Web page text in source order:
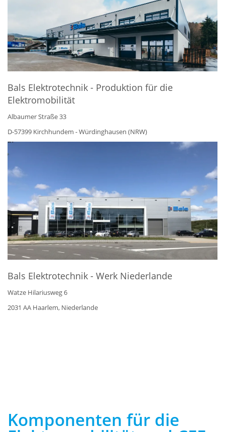
Bals Elektrotechnik - Produktion für die
Elektromobilität
Albaumer Straße 33
D-57399 Kirchhundem - Würdinghausen (NRW)
Bals Elektrotechnik - Werk Niederlande
Watze Hilariusweg 6
2031 AA Haarlem, Niederlande
Komponenten für die